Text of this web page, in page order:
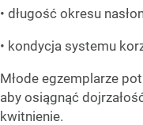
• długość okresu
• kondycja systemu
Młode egzemplarze
aby osiągnąć
kwitnienie.